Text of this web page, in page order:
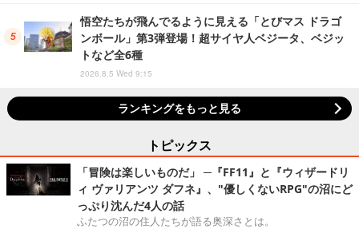
悟空たちが飛んでるように見える「とびマス ドラゴ
ンボール」第3弾登場！超サイヤ人ベジータ、ベジッ
トなど全6種
2026.8.5 Wed 9:15
ランキングをもっと見る
トピックス
「冒険は楽しいものだ」 ─『FF11』と『ウィザードリ
ィ ヴァリアンツ ダフネ』、"優しくないRPG"の沼にど
っぷり沈んだ4人の話
ふたつの沼の住人たちが語る奥深さとは。